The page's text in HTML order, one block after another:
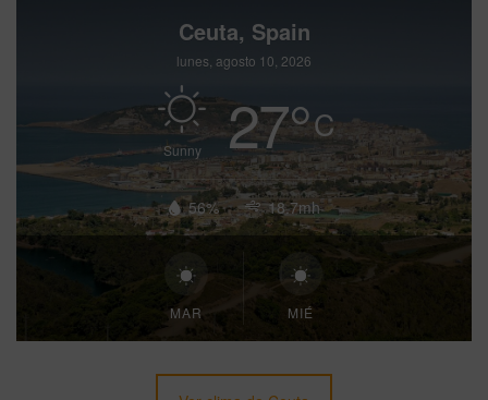
Ceuta, Spain
lunes, agosto 10, 2026
Sunny 27°C
56% 18.7mh
MAR MIÉ